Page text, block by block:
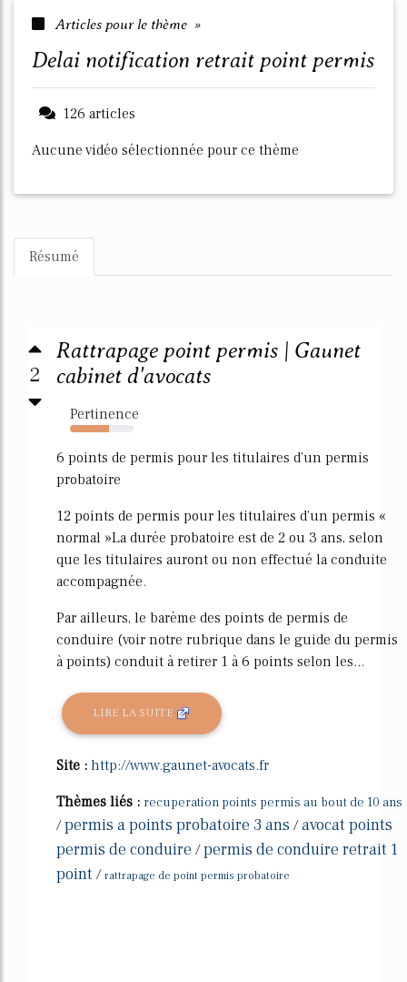
Articles pour le thème »
delai notification retrait point permis
126 articles
Aucune vidéo sélectionnée pour ce thème
Résumé
2
Rattrapage point permis | Gaunet
cabinet d'avocats
Pertinence
61%
6 points de permis pour les titulaires d'un permis
probatoire
12 points de permis pour les titulaires d'un permis «
normal »La durée probatoire est de 2 ou 3 ans, selon
que les titulaires auront ou non effectué la conduite
accompagnée.
Par ailleurs, le barème des points de permis de
conduire (voir notre rubrique dans le guide du permis
à points) conduit à retirer 1 à 6 points selon les...
LIRE LA SUITE
Site : http://www.gaunet-avocats.fr
Thèmes liés : recuperation points permis au bout de 10 ans
/permis a points probatoire 3 ans /avocat points
permis de conduire /permis de conduire retrait 1
point / rattrapage de point permis probatoire